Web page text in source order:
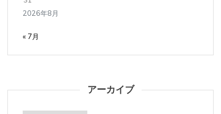
« 7月
アーカイブ
ア